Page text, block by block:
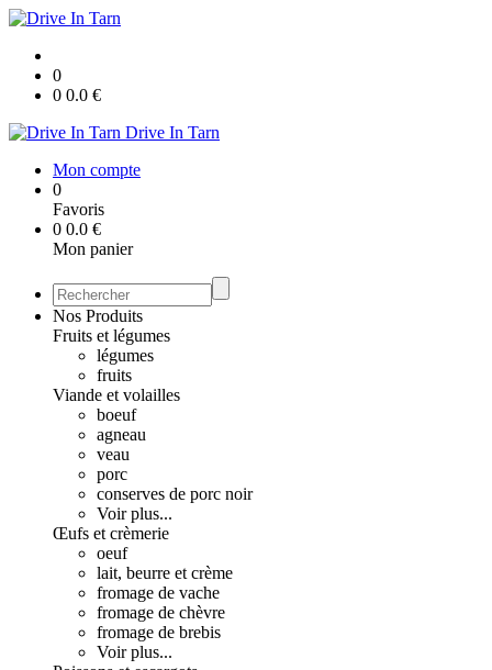
0
0 0.0 €
Drive In Tarn
Mon compte
0
Favoris
0 0.0 €
Mon panier
Nos Produits
Fruits et légumes
légumes
fruits
Viande et volailles
boeuf
agneau
veau
porc
conserves de porc noir
Voir plus...
Œufs et crèmerie
oeuf
lait, beurre et crème
fromage de vache
fromage de chèvre
fromage de brebis
Voir plus...